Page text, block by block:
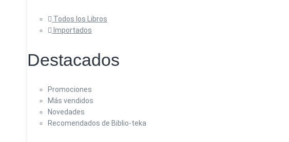
Todos los Libros
Importados
Destacados
Promociones
Más vendidos
Novedades
Recomendados de Biblio-teka